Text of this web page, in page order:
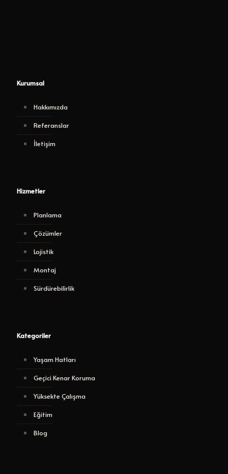
Kurumsal
Hakkımızda
Referanslar
İletişim
Hizmetler
Planlama
Çözümler
Lojistik
Montaj
Sürdürebilirlik
Kategoriler
Yaşam Hatları
Geçici Kenar Koruma
Yüksekte Çalışma
Eğitim
Blog